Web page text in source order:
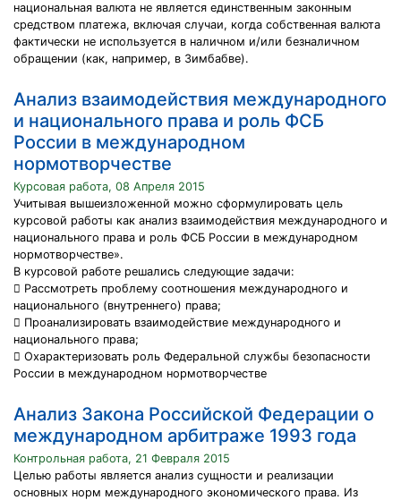
национальная валюта не является единственным законным
средством платежа, включая случаи, когда собственная валюта
фактически не используется в наличном и/или безналичном
обращении (как, например, в Зимбабве).
Анализ взаимодействия международного
и национального права и роль ФСБ
России в международном
нормотворчестве
Курсовая работа, 08 Апреля 2015
Учитывая вышеизложенной можно сформулировать цель
курсовой работы как анализ взаимодействия международного и
национального права и роль ФСБ России в международном
нормотворчестве».
В курсовой работе решались следующие задачи:
 Рассмотреть проблему соотношения международного и
национального (внутреннего) права;
 Проанализировать взаимодействие международного и
национального права;
 Охарактеризовать роль Федеральной службы безопасности
России в международном нормотворчестве
Анализ Закона Российской Федерации о
международном арбитраже 1993 года
Контрольная работа, 21 Февраля 2015
Целью работы является анализ сущности и реализации
основных норм международного экономического права. Из